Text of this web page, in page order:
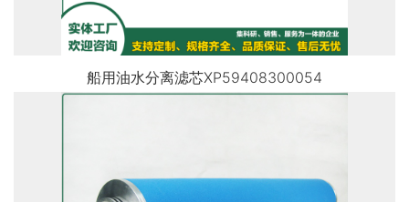
船用油水分离滤芯XP59408300054